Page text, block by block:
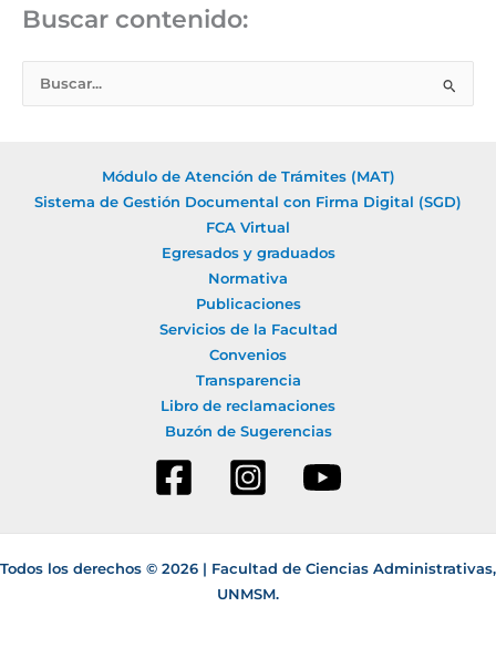
Buscar contenido:
Módulo de Atención de Trámites (MAT)
Sistema de Gestión Documental con Firma Digital (SGD)
FCA Virtual
Egresados y graduados
Normativa
Publicaciones
Servicios de la Facultad
Convenios
Transparencia
Libro de reclamaciones
Buzón de Sugerencias
Todos los derechos © 2026 | Facultad de Ciencias Administrativas,
UNMSM.